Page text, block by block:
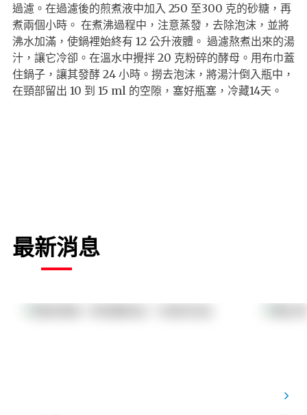
過濾。在過濾後的煎煮液中加入 250 至300 克的砂糖，再
煮兩個小時。 在煮沸過程中，注意蒸發，去除泡沫，並將
沸水加滿，使鍋裡始終有 12 公升液體。 過濾熬煮出來的湯
汁，讓它冷卻。在溫水中攪拌 20 克粉碎的酵母。用布巾蓋
住鍋子，讓其發酵 24 小時。撈去泡沫，將湯汁倒入瓶中，
在頸部留出 10 到 15 ml 的空隙，塞好瓶塞，冷藏14天。
最新消息